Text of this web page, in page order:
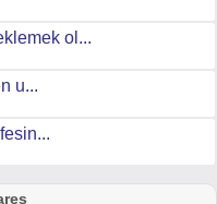
ol...
u...